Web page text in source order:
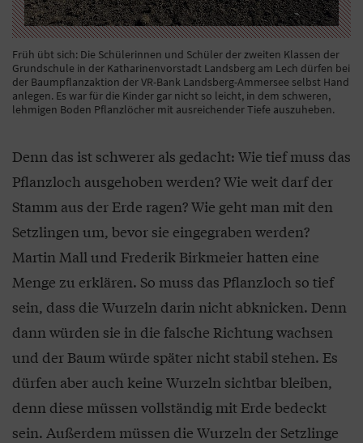
Früh übt sich: Die Schülerinnen und Schüler der zweiten Klassen der
Grundschule in der Katharinenvorstadt Landsberg am Lech dürfen bei
der Baumpflanzaktion der VR-Bank Landsberg-Ammersee selbst Hand
anlegen. Es war für die Kinder gar nicht so leicht, in dem schweren,
lehmigen Boden Pflanzlöcher mit ausreichender Tiefe auszuheben.
Denn das ist schwerer als gedacht: Wie tief muss das
Pflanzloch ausgehoben werden? Wie weit darf der
Stamm aus der Erde ragen? Wie geht man mit den
Setzlingen um, bevor sie eingegraben werden?
Martin Mall und Frederik Birkmeier hatten eine
Menge zu erklären. So muss das Pflanzloch so tief
sein, dass die Wurzeln darin nicht abknicken. Denn
dann würden sie in die falsche Richtung wachsen
und der Baum würde später nicht stabil stehen. Es
dürfen aber auch keine Wurzeln sichtbar bleiben,
denn diese müssen vollständig mit Erde bedeckt
sein. Außerdem müssen die Wurzeln der Setzlinge